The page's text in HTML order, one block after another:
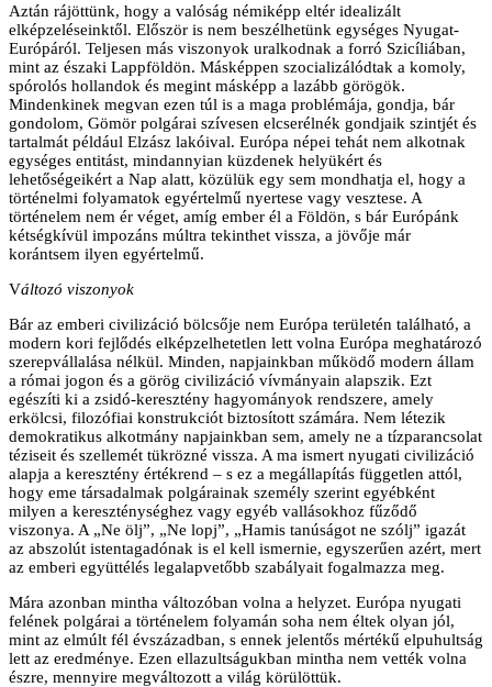
Aztán rájöttünk, hogy a valóság némiképp eltér idealizált
elképzeléseinktől. Először is nem beszélhetünk egységes Nyugat-
Európáról. Teljesen más viszonyok uralkodnak a forró Szicíliában,
mint az északi Lappföldön. Másképpen szocializálódtak a komoly,
spórolós hollandok és megint másképp a lazább görögök.
Mindenkinek megvan ezen túl is a maga problémája, gondja, bár
gondolom, Gömör polgárai szívesen elcserélnék gondjaik szintjét és
tartalmát például Elzász lakóival. Európa népei tehát nem alkotnak
egységes entitást, mindannyian küzdenek helyükért és
lehetőségeikért a Nap alatt, közülük egy sem mondhatja el, hogy a
történelmi folyamatok egyértelmű nyertese vagy vesztese. A
történelem nem ér véget, amíg ember él a Földön, s bár Európánk
kétségkívül impozáns múltra tekinthet vissza, a jövője már
korántsem ilyen egyértelmű.
Változó viszonyok
Bár az emberi civilizáció bölcsője nem Európa területén található, a
modern kori fejlődés elképzelhetetlen lett volna Európa meghatározó
szerepvállalása nélkül. Minden, napjainkban működő modern állam
a római jogon és a görög civilizáció vívmányain alapszik. Ezt
egészíti ki a zsidó-keresztény hagyományok rendszere, amely
erkölcsi, filozófiai konstrukciót biztosított számára. Nem létezik
demokratikus alkotmány napjainkban sem, amely ne a tízparancsolat
téziseit és szellemét tükrözné vissza. A ma ismert nyugati civilizáció
alapja a keresztény értékrend – s ez a megállapítás független attól,
hogy eme társadalmak polgárainak személy szerint egyébként
milyen a kereszténységhez vagy egyéb vallásokhoz fűződő
viszonya. A „Ne ölj”, „Ne lopj”, „Hamis tanúságot ne szólj” igazát
az abszolút istentagadónak is el kell ismernie, egyszerűen azért, mert
az emberi együttélés legalapvetőbb szabályait fogalmazza meg.
Mára azonban mintha változóban volna a helyzet. Európa nyugati
felének polgárai a történelem folyamán soha nem éltek olyan jól,
mint az elmúlt fél évszázadban, s ennek jelentős mértékű elpuhultság
lett az eredménye. Ezen ellazultságukban mintha nem vették volna
észre, mennyire megváltozott a világ körülöttük.